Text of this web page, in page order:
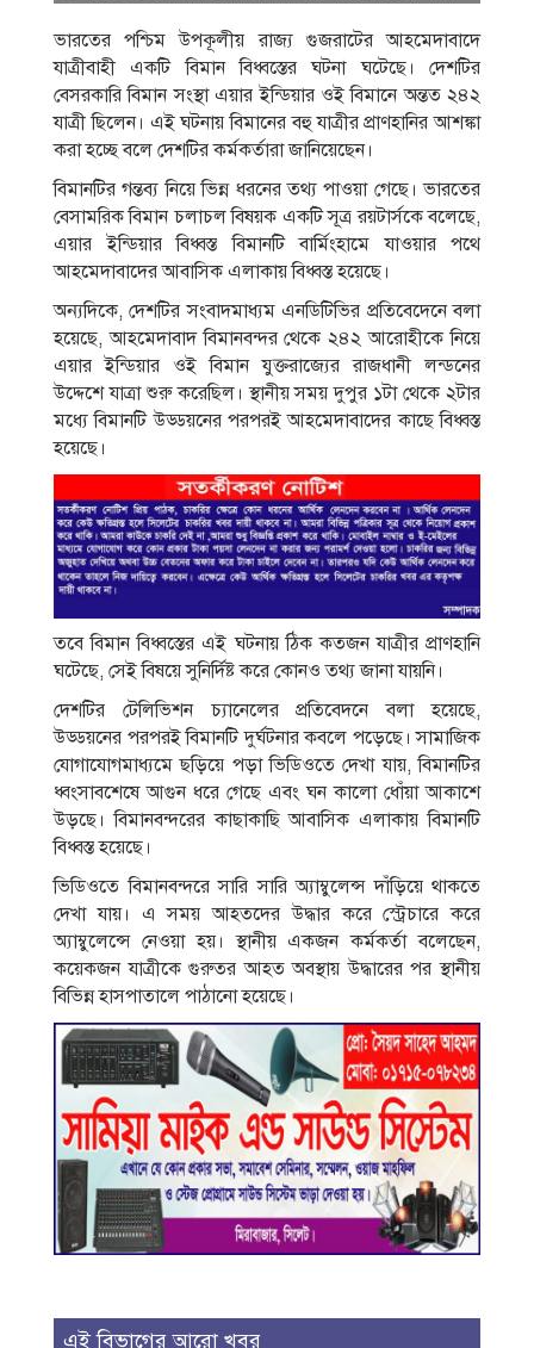
ভারতের পশ্চিম উপকূলীয় রাজ্য গুজরাটের আহমেদাবাদে
যাত্রীবাহী একটি বিমান বিধ্বস্তের ঘটনা ঘটেছে। দেশটির
বেসরকারি বিমান সংস্থা এয়ার ইন্ডিয়ার ওই বিমানে অন্তত ২৪২
যাত্রী ছিলেন। এই ঘটনায় বিমানের বহু যাত্রীর প্রাণহানির আশঙ্কা
করা হচ্ছে বলে দেশটির কর্মকর্তারা জানিয়েছেন।
বিমানটির গন্তব্য নিয়ে ভিন্ন ধরনের তথ্য পাওয়া গেছে। ভারতের
বেসামরিক বিমান চলাচল বিষয়ক একটি সূত্র রয়টার্সকে বলেছে,
এয়ার ইন্ডিয়ার বিধ্বস্ত বিমানটি বার্মিংহামে যাওয়ার পথে
আহমেদাবাদের আবাসিক এলাকায় বিধ্বস্ত হয়েছে।
অন্যদিকে, দেশটির সংবাদমাধ্যম এনডিটিভির প্রতিবেদেনে বলা
হয়েছে, আহমেদাবাদ বিমানবন্দর থেকে ২৪২ আরোহীকে নিয়ে
এয়ার ইন্ডিয়ার ওই বিমান যুক্তরাজ্যের রাজধানী লন্ডনের
উদ্দেশে যাত্রা শুরু করেছিল। স্থানীয় সময় দুপুর ১টা থেকে ২টার
মধ্যে বিমানটি উড্ডয়নের পরপরই আহমেদাবাদের কাছে বিধ্বস্ত
হয়েছে।
তবে বিমান বিধ্বস্তের এই ঘটনায় ঠিক কতজন যাত্রীর প্রাণহানি
ঘটেছে, সেই বিষয়ে সুনির্দিষ্ট করে কোনও তথ্য জানা যায়নি।
দেশটির টেলিভিশন চ্যানেলের প্রতিবেদনে বলা হয়েছে,
উড্ডয়নের পরপরই বিমানটি দুর্ঘটনার কবলে পড়েছে। সামাজিক
যোগাযোগমাধ্যমে ছড়িয়ে পড়া ভিডিওতে দেখা যায়, বিমানটির
ধ্বংসাবশেষে আগুন ধরে গেছে এবং ঘন কালো ধোঁয়া আকাশে
উড়ছে। বিমানবন্দরের কাছাকাছি আবাসিক এলাকায় বিমানটি
বিধ্বস্ত হয়েছে।
ভিডিওতে বিমানবন্দরে সারি সারি অ্যাম্বুলেন্স দাঁড়িয়ে থাকতে
দেখা যায়। এ সময় আহতদের উদ্ধার করে স্ট্রেচারে করে
অ্যাম্বুলেন্সে নেওয়া হয়। স্থানীয় একজন কর্মকর্তা বলেছেন,
কয়েকজন যাত্রীকে গুরুতর আহত অবস্থায় উদ্ধারের পর স্থানীয়
বিভিন্ন হাসপাতালে পাঠানো হয়েছে।
এই বিভাগের আরো খবর